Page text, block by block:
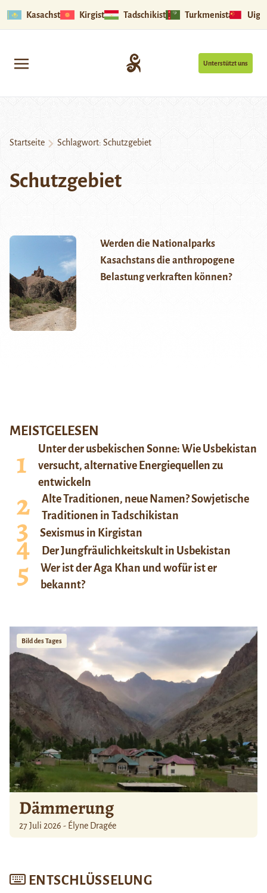
Kasachstan Kirgistan Tadschikistan Turkmenistan
Unterstützt uns
Startseite Schlagwort: Schutzgebiet
Schutzgebiet
Werden die Nationalparks
Kasachstans die anthropogene
Belastung verkraften können?
MEISTGELESEN
Unter der usbekischen Sonne: Wie Usbekistan
versucht, alternative Energiequellen zu
entwickeln
Alte Traditionen, neue Namen? Sowjetische
Traditionen in Tadschikistan
Sexismus in Kirgistan
Der Jungfräulichkeitskult in Usbekistan
Wer ist der Aga Khan und wofür ist er
bekannt?
Bild des Tages
Dämmerung
27 Juli 2026 - Élyne Dragée
ENTSCHLÜSSELUNG